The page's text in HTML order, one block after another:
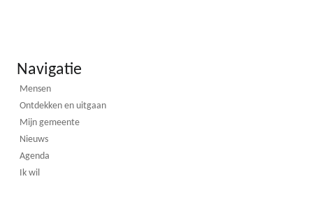
Navigatie
Mensen
Ontdekken en uitgaan
Mijn gemeente
Nieuws
Agenda
Ik wil